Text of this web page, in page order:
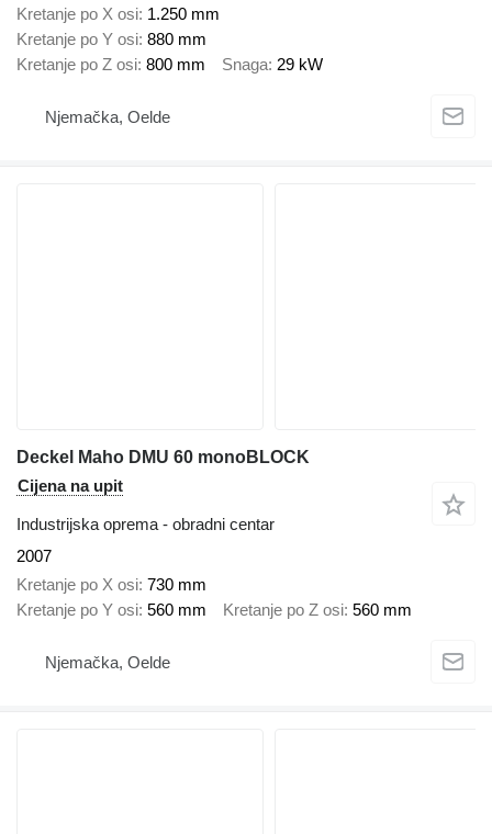
Kretanje po X osi 1.250 mm
Kretanje po Y osi 880 mm
Kretanje po Z osi 800 mm Snaga 29 kW
Njemačka, Oelde
Deckel Maho DMU 60 monoBLOCK
Cijena na upit
Industrijska oprema - obradni centar
2007
Kretanje po X osi 730 mm
Kretanje po Y osi 560 mm Kretanje po Z osi 560 mm
Njemačka, Oelde